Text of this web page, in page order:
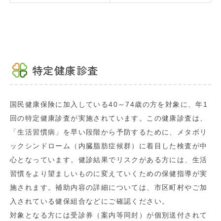
特定健康診査
国民健康保険に加入している40～74歳の方を対象に、年1
回の特定健康診査が実施されています。この健康診査は、
「生活習慣病」を早い段階から予防するために、メタボリ
ックシンドローム（内臓脂肪症候群）に着目した検査が中
心となっています。健診結果でリスクがある方には、生活
習慣をより望ましいものに変えていくための保健指導が実
施されます。補助内容の詳細については、市区町村やご加
入されている健保組合などにご確認ください。
対象となる方には受診券（案内等同封）が個別送付されて